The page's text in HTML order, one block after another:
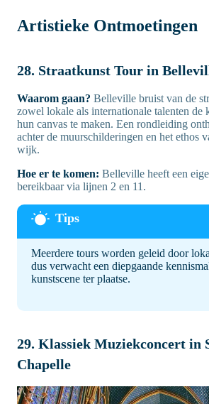
Artistieke Ontmoetingen
28. Straatkunst Tour in
Waarom gaan? Belleville bruist van de
zowel lokale als internationale talenten de
hun canvas te maken. Een rondleiding
achter de muurschilderingen en het ethos
wijk.
Hoe er te komen: Belleville heeft een
bereikbaar via lijnen 2 en 11.
Meerdere tours worden geleid door
dus verwacht een diepgaande
kunstscene ter plaatse.
29. Klassiek Muziekconcert in
Chapelle